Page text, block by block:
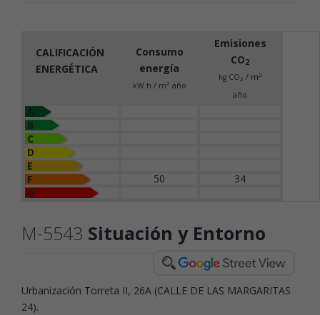
CALIFICACIÓN
ENERGÉTICA
Consumo
energía
kW h / m2 año
Emisiones
CO2
kg CO2 / m2
año
B
C
D
E
F
50
34
G
M-5543 Situación y Entorno
Urbanización Torreta II, 26A (CALLE DE LAS MARGARITAS
24).